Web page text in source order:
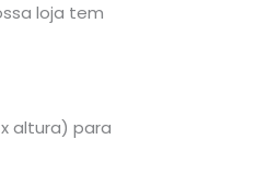
loja tem
altura) para